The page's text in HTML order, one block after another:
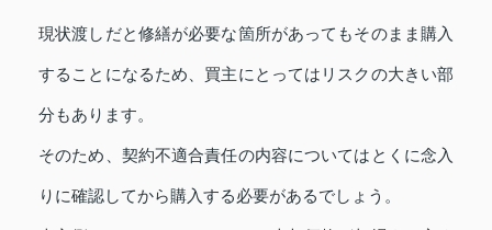
現状渡しだと修繕が必要な箇所があってもそのまま購入
することになるため、買主にとってはリスクの大きい部
分もあります。
そのため、契約不適合責任の内容についてはとくに念入
りに確認してから購入する必要があるでしょう。